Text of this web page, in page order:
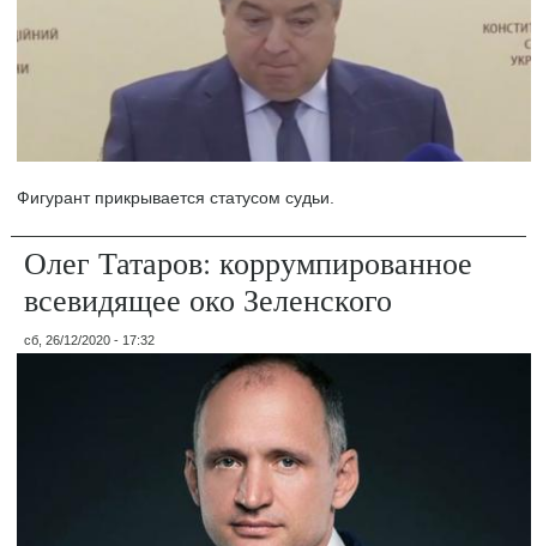
Фигурант прикрывается статусом судьи.
Олег Татаров: коррумпированное
всевидящее око Зеленского
сб, 26/12/2020 - 17:32